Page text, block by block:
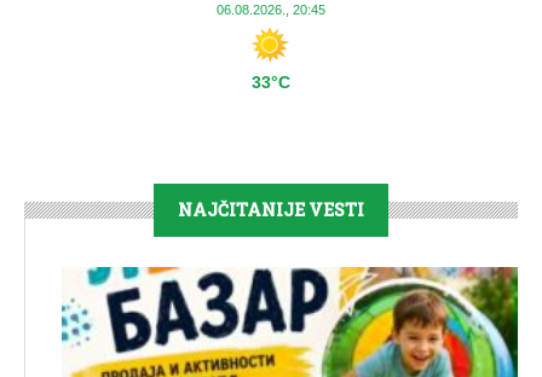
06.08.2026., 20:45
33°C
NAJČITANIJE VESTI